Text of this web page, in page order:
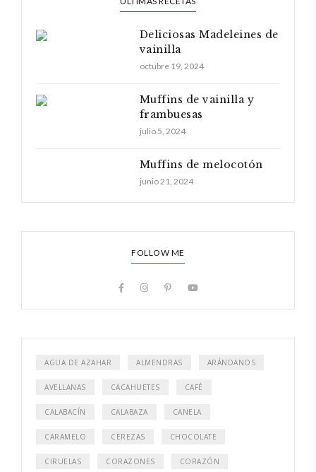
Deliciosas Madeleines de
vainilla
octubre 19, 2024
Muffins de vainilla y
frambuesas
julio 5, 2024
Muffins de melocotón
junio 21, 2024
FOLLOW ME
AGUA DE AZAHAR ALMENDRAS ARÁNDANOS
AVELLANAS CACAHUETES CAFÉ
CALABACÍN CALABAZA CANELA
CARAMELO CEREZAS CHOCOLATE
CIRUELAS CORAZONES CORAZÓN